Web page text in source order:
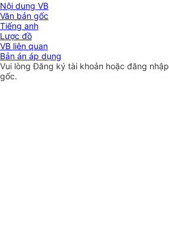
Nội dung VB
Văn bản gốc
Tiếng anh
Lược đồ
VB liên quan
Bản án áp dụng
Vui lòngĐăng ký tài khoản hoặc đăng nhập
gốc.